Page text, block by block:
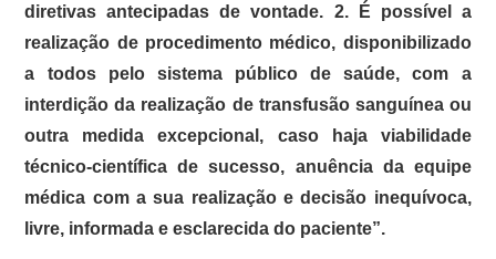
diretivas antecipadas de vontade. 2. É possível a
realização de procedimento médico, disponibilizado
a todos pelo sistema público de saúde, com a
interdição da realização de transfusão sanguínea ou
outra medida excepcional, caso haja viabilidade
técnico-científica de sucesso, anuência da equipe
médica com a sua realização e decisão inequívoca,
livre, informada e esclarecida do paciente”.